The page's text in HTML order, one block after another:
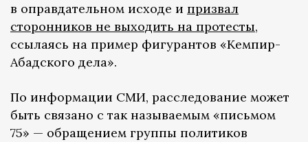
в оправдательном исходе и призвал
сторонников не выходить на протесты,
ссылаясь на пример фигурантов «Кемпир-
Абадского дела».
По информации СМИ, расследование может
быть связано с так называемым «письмом
75» — обращением группы политиков